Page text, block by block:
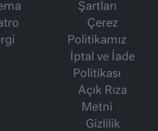
Şartları
Çerez
Politikamız
İptal ve İade
Politikası
Açık Rıza
Metni
Gizlilik